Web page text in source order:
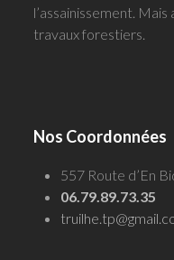
l’assainissement.
travaux forestiers.
Nos Coordonnées
557 Route d’En
06.79.89.73.35